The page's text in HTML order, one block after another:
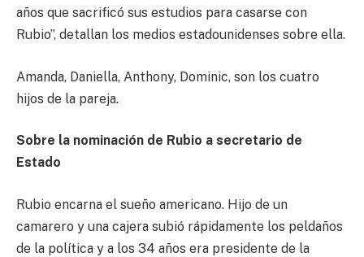
años que sacrificó sus estudios para casarse con
Rubio”, detallan los medios estadounidenses sobre ella.
Amanda, Daniella, Anthony, Dominic, son los cuatro
hijos de la pareja.
Sobre la nominación de Rubio a secretario de
Estado
Rubio encarna el sueño americano. Hijo de un
camarero y una cajera subió rápidamente los peldaños
de la política y a los 34 años era presidente de la